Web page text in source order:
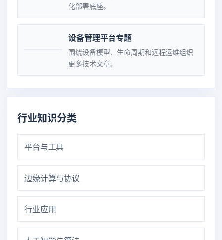
化部署底座。
设备管理平台专题
围绕设备模型、生命周期和远程运维组织
更多技术文章。
行业知识分类
平台与工具
边缘计算与协议
行业应用